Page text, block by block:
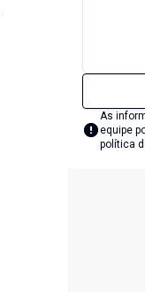
As
equipe
política